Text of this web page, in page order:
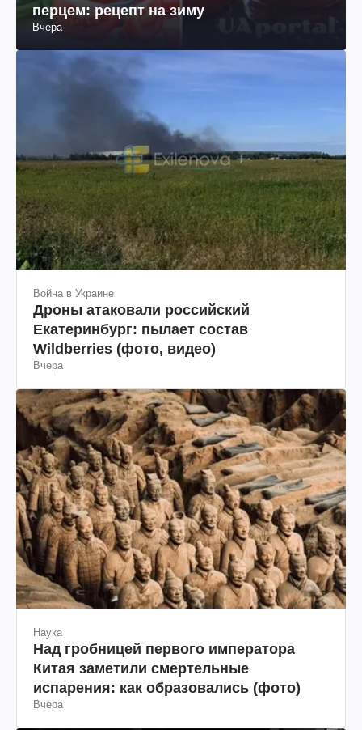
перцем: рецепт на зиму
Вчера
Война в Украине
Дроны атаковали российский
Екатеринбург: пылает состав
Wildberries (фото, видео)
Вчера
Наука
Над гробницей первого императора
Китая заметили смертельные
испарения: как образовались (фото)
Вчера